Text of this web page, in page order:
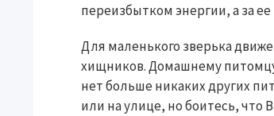
переизбытком энергии, а за
Для маленького зверька
хищников. Домашнему питомцу
нет больше никаких других
или на улице, но боитесь, что